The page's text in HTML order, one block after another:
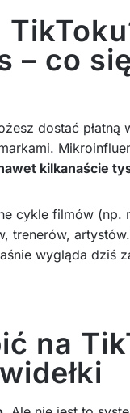
– co
dostać płatną
kilkanaście
cykle filmów
trenerów,
wygląda dziś
na